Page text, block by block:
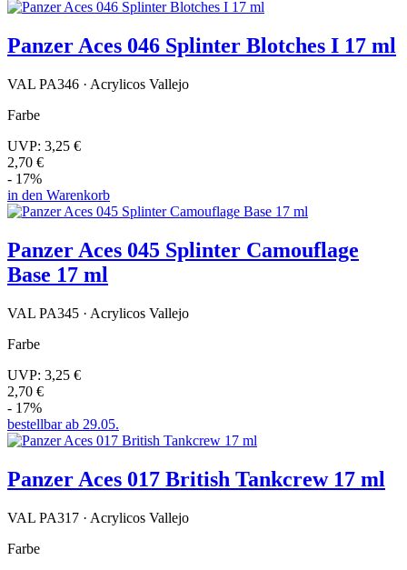
Panzer Aces 046 Splinter Blotches I 17 ml
VAL PA346 · Acrylicos Vallejo
Farbe
UVP: 3,25 €
2,70 €
- 17%
in den Warenkorb
Panzer Aces 045 Splinter Camouflage
Base 17 ml
VAL PA345 · Acrylicos Vallejo
Farbe
UVP: 3,25 €
2,70 €
- 17%
bestellbar ab 29.05.
Panzer Aces 017 British Tankcrew 17 ml
VAL PA317 · Acrylicos Vallejo
Farbe